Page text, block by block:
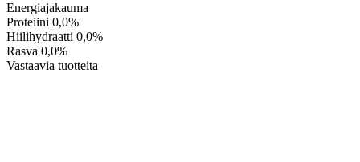
Energiajakauma
Proteiini 0,0%
Hiilihydraatti 0,0%
Rasva 0,0%
Vastaavia tuotteita